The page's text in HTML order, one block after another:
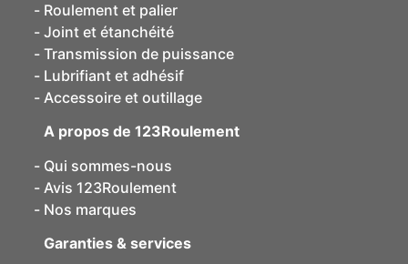
Roulement et palier
Joint et étanchéité
Transmission de puissance
Lubrifiant et adhésif
Accessoire et outillage
A propos de 123Roulement
Qui sommes-nous
Avis 123Roulement
Nos marques
Garanties & services